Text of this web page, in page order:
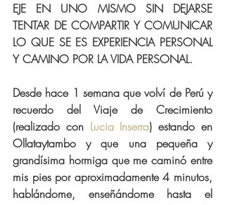
EJE EN UNO MISMO SIN DEJARSE
TENTAR DE COMPARTIR Y COMUNICAR
LO QUE SE ES EXPERIENCIA PERSONAL
Y CAMINO POR LA VIDA PERSONAL.
Desde hace 1 semana que volví de Perú y
recuerdo del Viaje de Crecimiento
(realizado con Lucia Inserra) estando en
Ollataytambo y que una pequeña y
grandísima hormiga que me caminó entre
mis pies por aproximadamente 4 minutos,
hablándome, enseñándome hasta el